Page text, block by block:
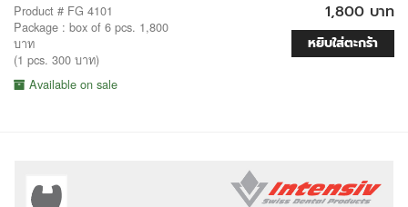
Product # FG 4101
Package : box of 6 pcs. 1,800
บาท
(1 pcs. 300 บาท)
Available on sale
1,800 บาท
หยิบใส่ตะกร้า